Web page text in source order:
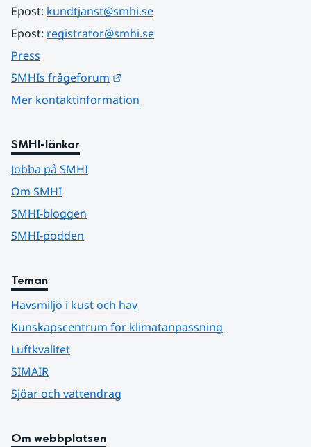
Epost: kundtjanst@smhi.se
Epost: registrator@smhi.se
Press
SMHIs frågeforum
Mer kontaktinformation
SMHI-länkar
Jobba på SMHI
Om SMHI
SMHI-bloggen
SMHI-podden
Teman
Havsmiljö i kust och hav
Kunskapscentrum för klimatanpassning
Luftkvalitet
SIMAIR
Sjöar och vattendrag
Om webbplatsen